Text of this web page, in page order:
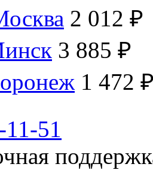
2 012 ₽
3 885 ₽
1 472
51